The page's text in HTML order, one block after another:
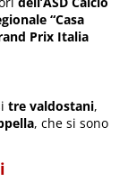
“Casa
Prix Italia
tre valdostani,
, che si sono